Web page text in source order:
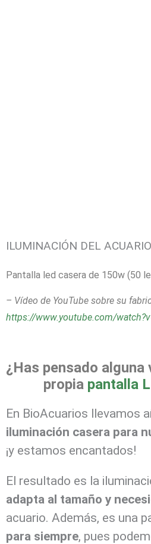
ILUMINACIÓN DEL
Pantalla led casera de 150w (50
– Vídeo de YouTube sobre su
https://www.youtube.com/
¿Has pensado
propia pantalla
En BioAcuarios llevamos
iluminación casera para
¡y estamos encantados!
El resultado es la
adapta al tamaño y
acuario. Además, es una
para siempre, pues